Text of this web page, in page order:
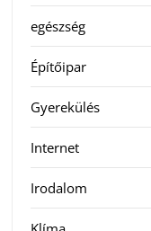
egészség
Építőipar
Gyerekülés
Internet
Irodalom